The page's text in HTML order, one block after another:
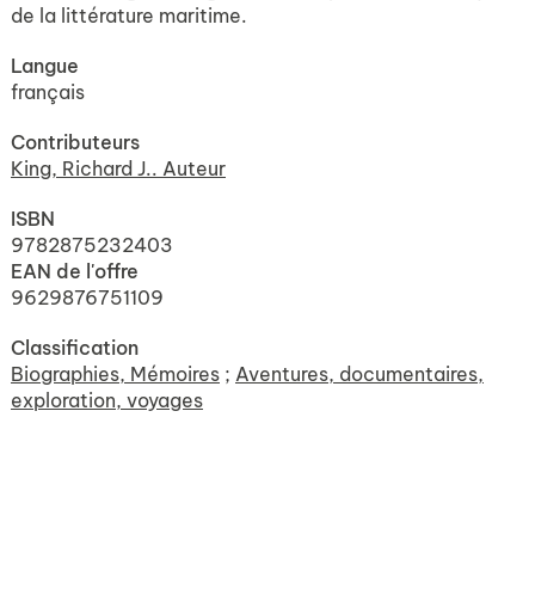
de la littérature maritime.
Langue
français
Contributeurs
King, Richard J.. Auteur
ISBN
9782875232403
EAN de l'offre
9629876751109
Classification
Biographies, Mémoires ; Aventures, documentaires,
exploration, voyages